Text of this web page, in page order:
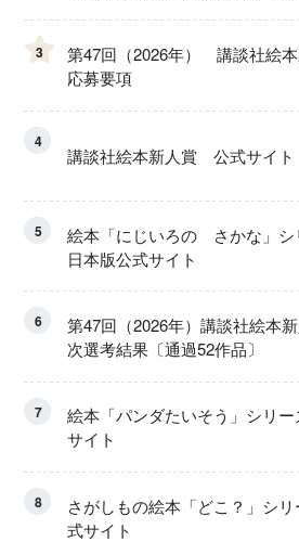
3
第47回（2026年） 講談社絵
応募要項
4
講談社絵本新人賞 公式サイト
5
絵本「にじいろの さかな」
日本版公式サイト
6
第47回（2026年）講談社絵本
次選考結果〔通過52作品〕
7
絵本「パンダたいそう」シリ
サイト
8
さがしもの絵本「どこ？」シ
式サイト